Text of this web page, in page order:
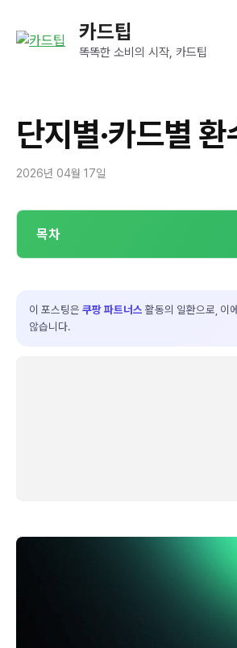
카드팁
똑똑한 소비의 시작, 카드팁
단지별·카드별
2026년 04월 17일
목차
이 포스팅은 쿠팡 파트너스 활동의 일환으로, 이
않습니다.